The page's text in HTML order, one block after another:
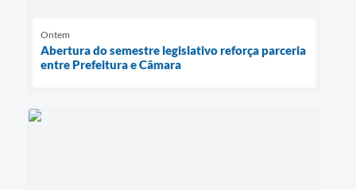
Ontem
Abertura do semestre legislativo reforça parceria
entre Prefeitura e Câmara